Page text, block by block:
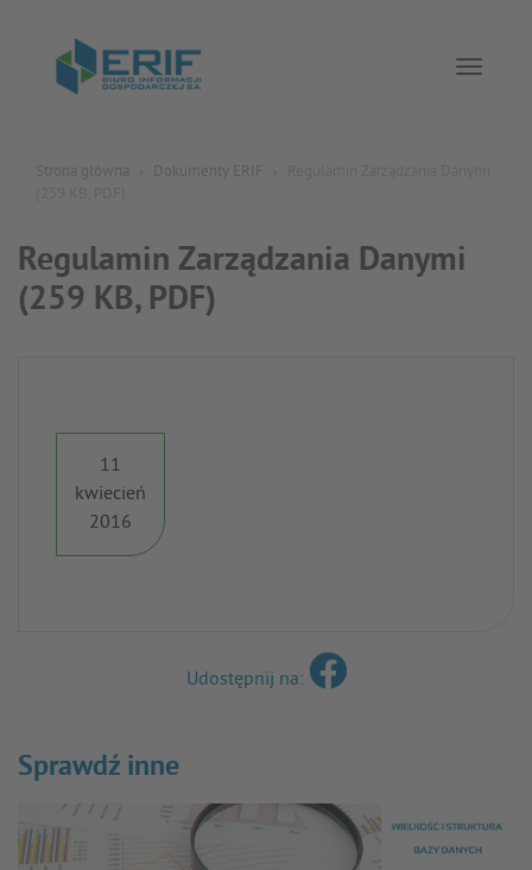
Strona główna Dokumenty ERIF
Regulamin Zarządzania Danymi
(259 KB, PDF)
11
kwiecień
2016
Udostępnij na:
Sprawdź inne